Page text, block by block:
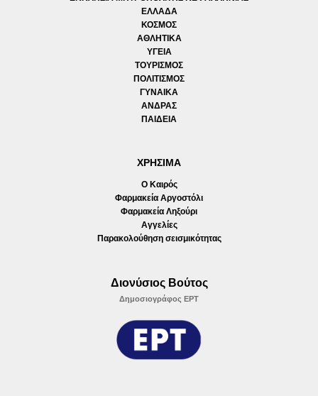
ΕΛΛΑΔΑ
ΚΟΣΜΟΣ
ΑΘΛΗΤΙΚΑ
ΥΓΕΙΑ
ΤΟΥΡΙΣΜΟΣ
ΠΟΛΙΤΙΣΜΟΣ
ΓΥΝΑΙΚΑ
ΑΝΔΡΑΣ
ΠΑΙΔΕΙΑ
ΧΡΗΣΙΜΑ
Ο Καιρός
Φαρμακεία Αργοστόλι
Φαρμακεία Ληξούρι
Αγγελίες
Παρακολούθηση σεισμικότητας
Διονύσιος Βούτος
Δημοσιογράφος ΕΡΤ